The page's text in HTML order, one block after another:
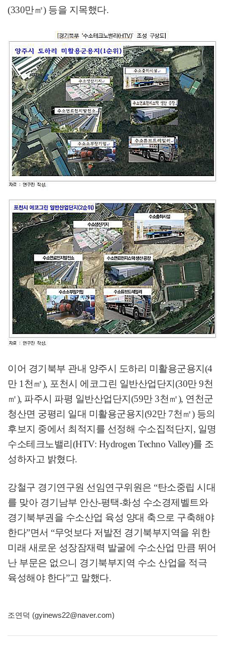
(330만㎡) 등을 지목했다.
이어 경기북부 관내 양주시 도하리 미활용군용지 (4
만 1 천 ㎡), 포천시 에코그린 일반산업단지 (30만9천
㎡), 파주시 파평 일반산업단지 (59만 3천 ㎡), 연천군
청산면 궁평리 일대 미활용군용지 (92만 7천 ㎡) 등의
후보지 중에서 최적지를 선정해 수소집적단지 , 일명
수소테크노밸리 (HTV: Hydrogen Techno Valley)를 조
성하자고 밝혔다.
강철구 경기연구원 선임연구위원은 “탄소중립 시대
를 맞아 경기남부 안산-평택-화성 수소경제벨트와
경기북부권을 수소산업 육성 양대 축으로 구축해야
한다”면서 “무엇보다 저발전 경기북부지역을 위한
미래 새로운 성장잠재력 발굴에 수소산업 만큼 뛰어
난 부문은 없으니 경기북부지역 수소 산업을 적극
육성해야 한다”고 말했다.
조연덕 (gyinews22@naver.com)